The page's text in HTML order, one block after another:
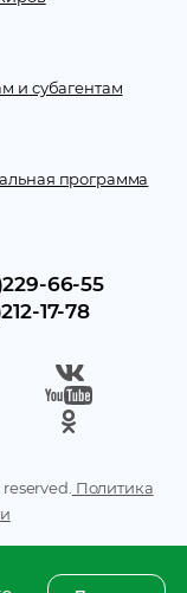
и субагентам
программа
66-55
17-78
Политика